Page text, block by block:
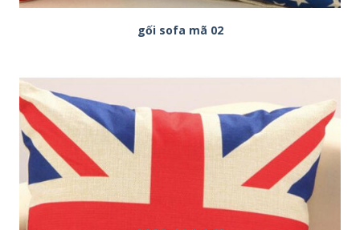
gối sofa mã 02